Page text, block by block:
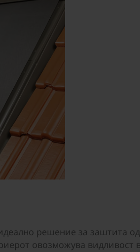
решение за заштита
овозможува видливост